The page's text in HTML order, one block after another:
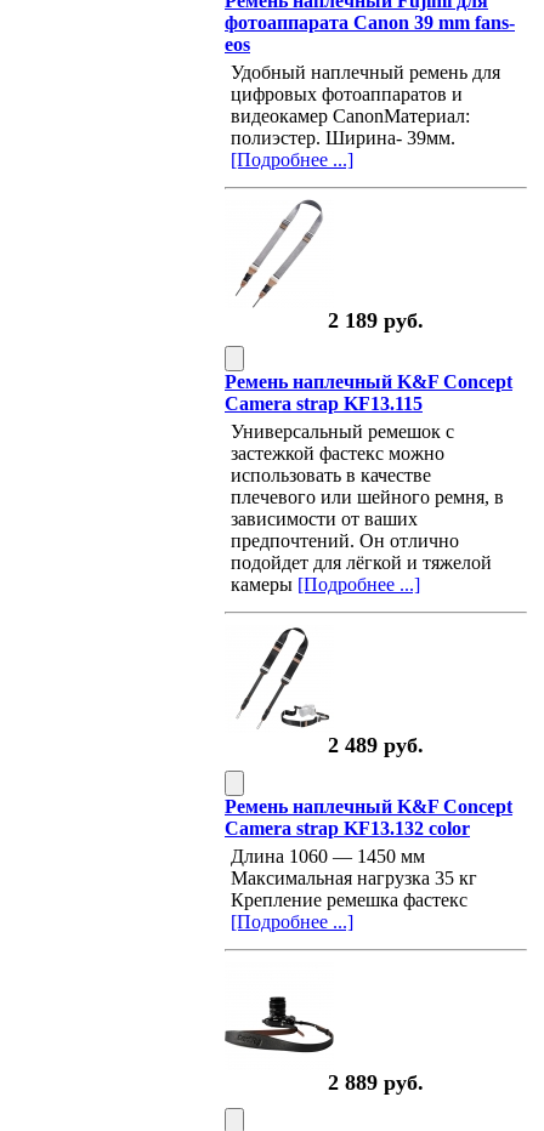
фотоаппарата Canon 39 mm fans-
eos
Удобный наплечный ремень для
цифровых фотоаппаратов и
видеокамер CanonМатериал:
полиэстер. Ширина- 39мм.
[Подробнее ...]
2 189 руб.
Ремень наплечный K&F Concept
Camera strap KF13.115
Универсальный ремешок с
застежкой фастекс можно
использовать в качестве
плечевого или шейного ремня, в
зависимости от ваших
предпочтений. Он отлично
подойдет для лёгкой и тяжелой
камеры [Подробнее ...]
2 489 руб.
Ремень наплечный K&F Concept
Camera strap KF13.132 color
Длина 1060 — 1450 мм
Максимальная нагрузка 35 кг
Крепление ремешка фастекс
[Подробнее ...]
2 889 руб.